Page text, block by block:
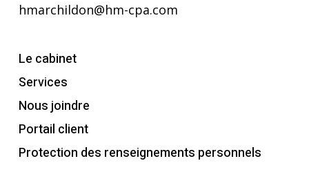
hmarchildon@hm-cpa.com
Le cabinet
Services
Nous joindre
Portail client
Protection des renseignements personnels